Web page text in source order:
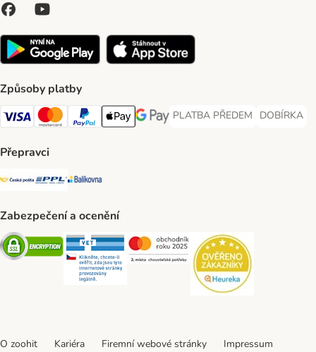
Způsoby platby
Visa Payment Method
Mastercard Payment Method
PayPal Payment Method
Apple pay Payment Method
GooglePay Payment Method
PLATBA PŘEDEM
PLATBA PŘEDEM Payment
DOBÍRKA
DOBÍRKA
Přepravci
Česká pošta Shipping Method
PPL Shipping Method
Balíkovna Shipping Method
Zabezpečení a ocenění
Security Security Security
O zoohit Kariéra Firemní webové stránky Impressum